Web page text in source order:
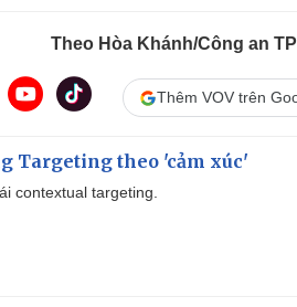
Theo Hòa Khánh/Công an
Thêm VOV trên
Targeting theo 'cảm xúc'
contextual targeting.